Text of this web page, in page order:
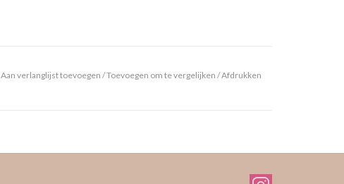
Aan verlanglijst toevoegen /Toevoegen om te vergelijken /Afdrukken